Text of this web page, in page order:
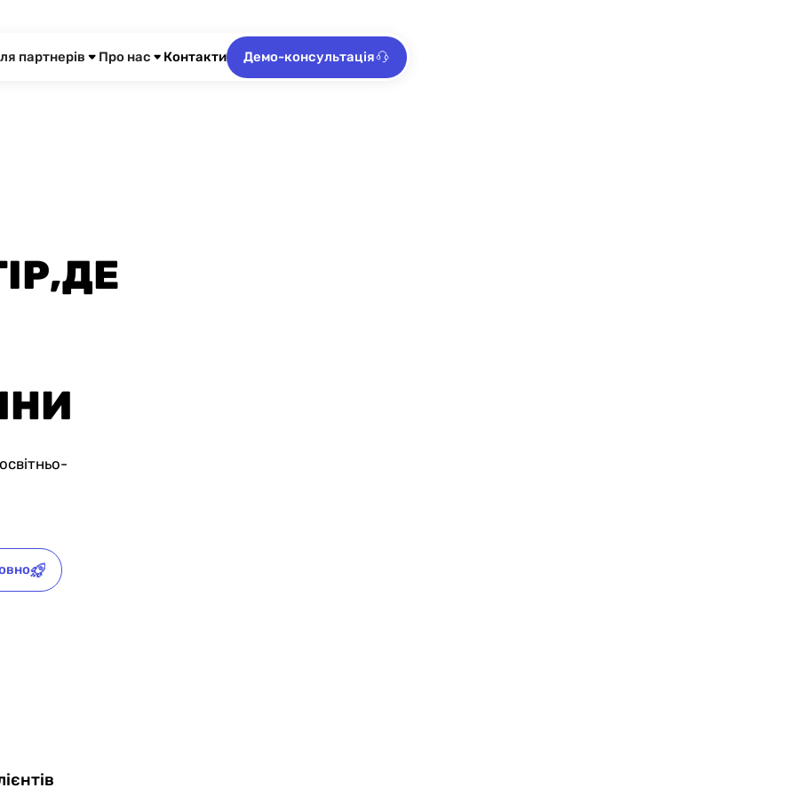
партнерів Про нас Контакти Демо-консультація